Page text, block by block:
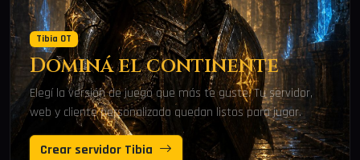
Tibia OT
Dominá el continente
Elegí la versión de juego que más te guste. Tu servidor,
web y cliente personalizado quedan listos para jugar.
Crear servidor Tibia